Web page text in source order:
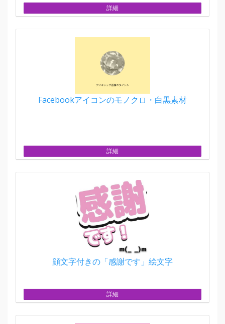
詳細
Facebookアイコンのモノクロ・白黒素材
詳細
顔文字付きの「感謝です」絵文字
詳細